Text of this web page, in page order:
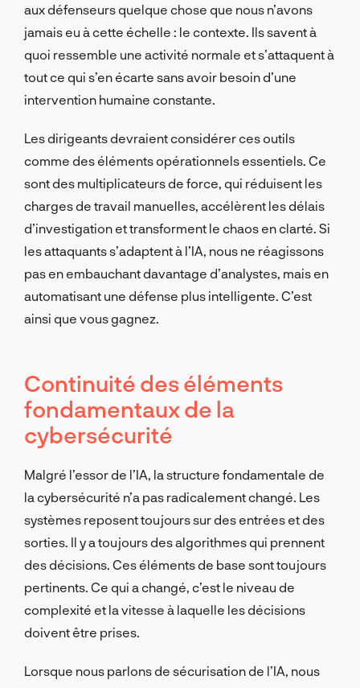
aux défenseurs quelque chose que nous n’avons
jamais eu à cette échelle : le contexte. Ils savent à
quoi ressemble une activité normale et s’attaquent à
tout ce qui s’en écarte sans avoir besoin d’une
intervention humaine constante.
Les dirigeants devraient considérer ces outils
comme des éléments opérationnels essentiels. Ce
sont des multiplicateurs de force, qui réduisent les
charges de travail manuelles, accélèrent les délais
d’investigation et transforment le chaos en clarté. Si
les attaquants s’adaptent à l’IA, nous ne réagissons
pas en embauchant davantage d’analystes, mais en
automatisant une défense plus intelligente. C’est
ainsi que vous gagnez.
Continuité des éléments
fondamentaux de la
cybersécurité
Malgré l’essor de l’IA, la structure fondamentale de
la cybersécurité n’a pas radicalement changé. Les
systèmes reposent toujours sur des entrées et des
sorties. Il y a toujours des algorithmes qui prennent
des décisions. Ces éléments de base sont toujours
pertinents. Ce qui a changé, c’est le niveau de
complexité et la vitesse à laquelle les décisions
doivent être prises.
Lorsque nous parlons de sécurisation de l’IA, nous